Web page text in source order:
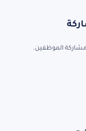
مشاركة الموظفين.